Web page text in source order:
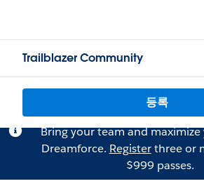
Trailblazer Community
등록
Bring your team and
Dreamforce. Registerthree or
$999 passes.